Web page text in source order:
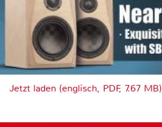
Jetzt laden (englisch, PDF, 7.67 MB)